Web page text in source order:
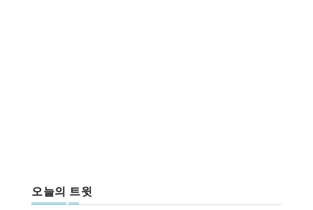
오늘의 트윗